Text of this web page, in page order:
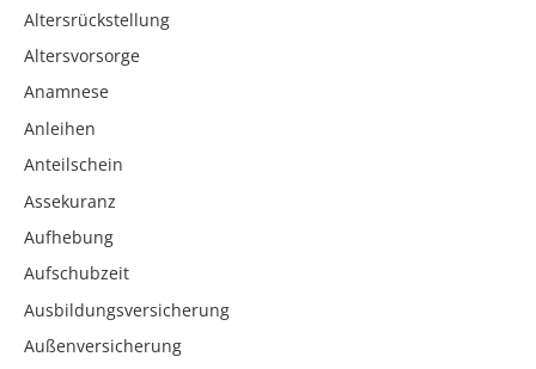
Altersrückstellung
Altersvorsorge
Anamnese
Anleihen
Anteilschein
Assekuranz
Aufhebung
Aufschubzeit
Ausbildungsversicherung
Außenversicherung